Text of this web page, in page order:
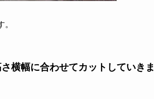
横幅に合わせてカットしていきま